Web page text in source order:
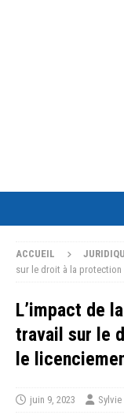
ACCUEIL
sur le droit à la
L’impact de
travail sur le
le
juin 9, 2023 Sylvie